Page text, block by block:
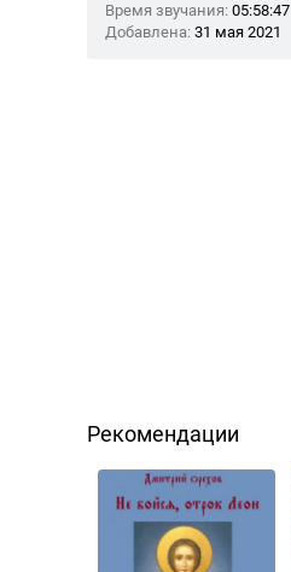
Время звучания: 05:58:47
Добавлена: 31 мая 2021
Рекомендации